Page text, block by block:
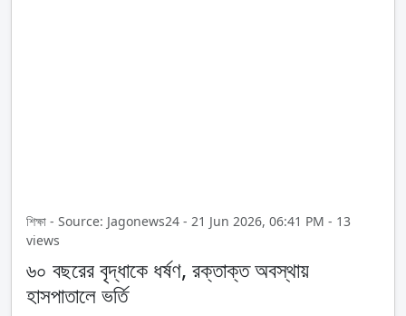
শিক্ষা - Source: Jagonews24 - 21 Jun 2026, 06:41 PM - 13
views
৬০ বছরের বৃদ্ধাকে ধর্ষণ, রক্তাক্ত অবস্থায়
হাসপাতালে ভর্তি